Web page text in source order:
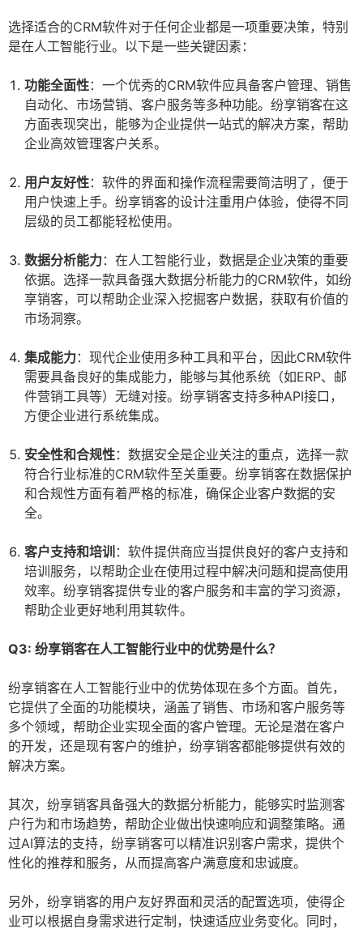
选择适合的CRM软件对于任何企业都是一项重要决策，特别
是在人工智能行业。以下是一些关键因素：
功能全面性：一个优秀的CRM软件应具备客户管理、销售
自动化、市场营销、客户服务等多种功能。纷享销客在这
方面表现突出，能够为企业提供一站式的解决方案，帮助
企业高效管理客户关系。
用户友好性：软件的界面和操作流程需要简洁明了，便于
用户快速上手。纷享销客的设计注重用户体验，使得不同
层级的员工都能轻松使用。
数据分析能力：在人工智能行业，数据是企业决策的重要
依据。选择一款具备强大数据分析能力的CRM软件，如纷
享销客，可以帮助企业深入挖掘客户数据，获取有价值的
市场洞察。
集成能力：现代企业使用多种工具和平台，因此CRM软件
需要具备良好的集成能力，能够与其他系统（如ERP、邮
件营销工具等）无缝对接。纷享销客支持多种API接口，
方便企业进行系统集成。
安全性和合规性：数据安全是企业关注的重点，选择一款
符合行业标准的CRM软件至关重要。纷享销客在数据保护
和合规性方面有着严格的标准，确保企业客户数据的安
全。
客户支持和培训 ：软件提供商应当提供良好的客户支持和
培训服务，以帮助企业在使用过程中解决问题和提高使用
效率。纷享销客提供专业的客户服务和丰富的学习资源，
帮助企业更好地利用其软件。
Q3: 纷享销客在人工智能行业中的优势是什么？
纷享销客在人工智能行业中的优势体现在多个方面。首先，
它提供了全面的功能模块，涵盖了销售、市场和客户服务等
多个领域，帮助企业实现全面的客户管理。无论是潜在客户
的开发，还是现有客户的维护，纷享销客都能够提供有效的
解决方案。
其次，纷享销客具备强大的数据分析能力，能够实时监测客
户行为和市场趋势，帮助企业做出快速响应和调整策略。通
过AI算法的支持，纷享销客可以精准识别客户需求，提供个
性化的推荐和服务，从而提高客户满意度和忠诚度。
另外，纷享销客的用户友好界面和灵活的配置选项，使得企
业可以根据自身需求进行定制，快速适应业务变化。同时，